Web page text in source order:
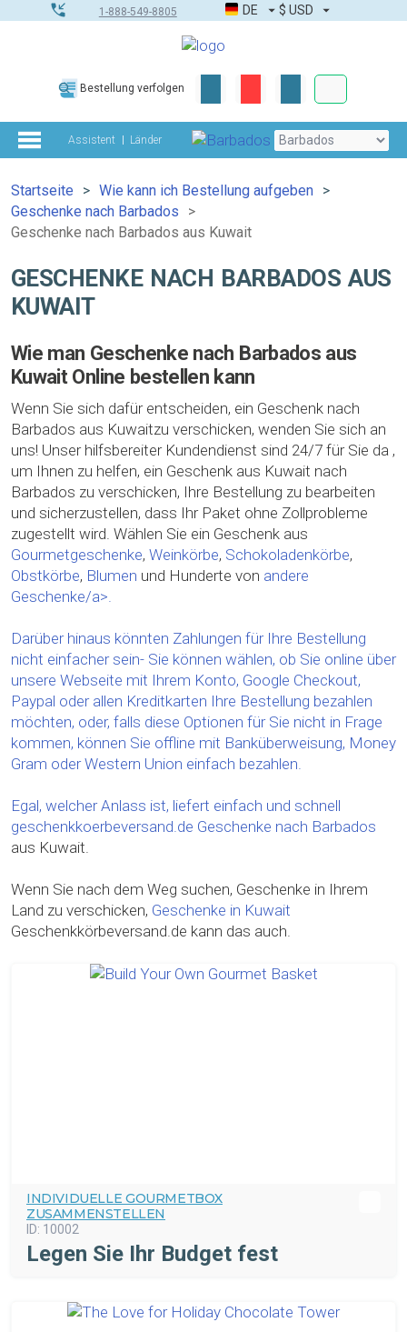
1-888-549-8805 DE $ USD
Bestellung verfolgen
Assistent Länder
Startseite
Wie kann ich Bestellung aufgeben
Geschenke nach Barbados
Geschenke nach Barbados aus Kuwait
GESCHENKE NACH BARBADOS AUS
KUWAIT
Wie man Geschenke nach Barbados aus
Kuwait Online bestellen kann
Wenn Sie sich dafür entscheiden, ein Geschenk nach
Barbados aus Kuwaitzu verschicken, wenden Sie sich an
uns! Unser hilfsbereiter Kundendienst sind 24/7 für Sie da ,
um Ihnen zu helfen, ein Geschenk aus Kuwait nach
Barbados zu verschicken, Ihre Bestellung zu bearbeiten
und sicherzustellen, dass Ihr Paket ohne Zollprobleme
zugestellt wird. Wählen Sie ein Geschenk aus
Gourmetgeschenke, Weinkörbe, Schokoladenkörbe,
Obstkörbe, Blumen und Hunderte von andere
Geschenke/a>.
Darüber hinaus könnten Zahlungen für Ihre Bestellung
nicht einfacher sein- Sie können wählen, ob Sie online über
unsere Webseite mit Ihrem Konto, Google Checkout,
Paypal oder allen Kreditkarten Ihre Bestellung bezahlen
möchten, oder, falls diese Optionen für Sie nicht in Frage
kommen, können Sie offline mit Banküberweisung, Money
Gram oder Western Union einfach bezahlen.
Egal, welcher Anlass ist, liefert einfach und schnell
geschenkkoerbeversand.de Geschenke nach Barbados
aus Kuwait.
Wenn Sie nach dem Weg suchen, Geschenke in Ihrem
Land zu verschicken, Geschenke in Kuwait
Geschenkkörbeversand.de kann das auch.
INDIVIDUELLE GOURMETBOX
ZUSAMMENSTELLEN
ID: 10002
Legen Sie Ihr Budget fest